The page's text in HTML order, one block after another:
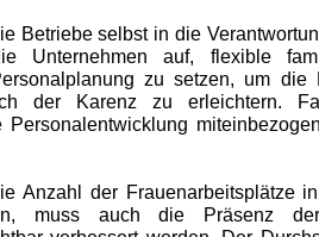
Betriebe selbst in die
Unternehmen auf, flexible
zu setzen, um die
der Karenz zu erleichtern.
Anzahl der Frauenarbeitsplätze
muss auch die Präsenz